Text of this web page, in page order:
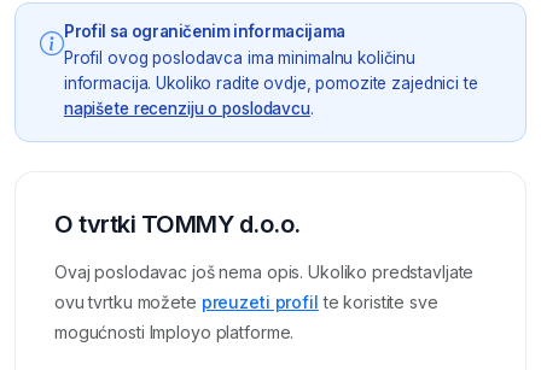
Profil sa ograničenim informacijama
Profil ovog poslodavca ima minimalnu količinu
informacija. Ukoliko radite ovdje, pomozite zajednici te
napišete recenziju o poslodavcu.
O tvrtki TOMMY d.o.o.
Ovaj poslodavac još nema opis. Ukoliko predstavljate
ovu tvrtku možete preuzeti profil te koristite sve
mogućnosti Imployo platforme.